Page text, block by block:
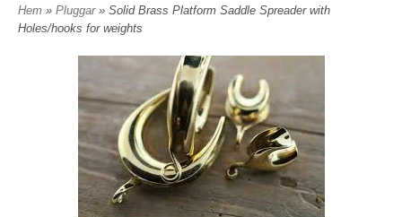
Hem » Pluggar » Solid Brass Platform Saddle Spreader with
Holes/hooks for weights